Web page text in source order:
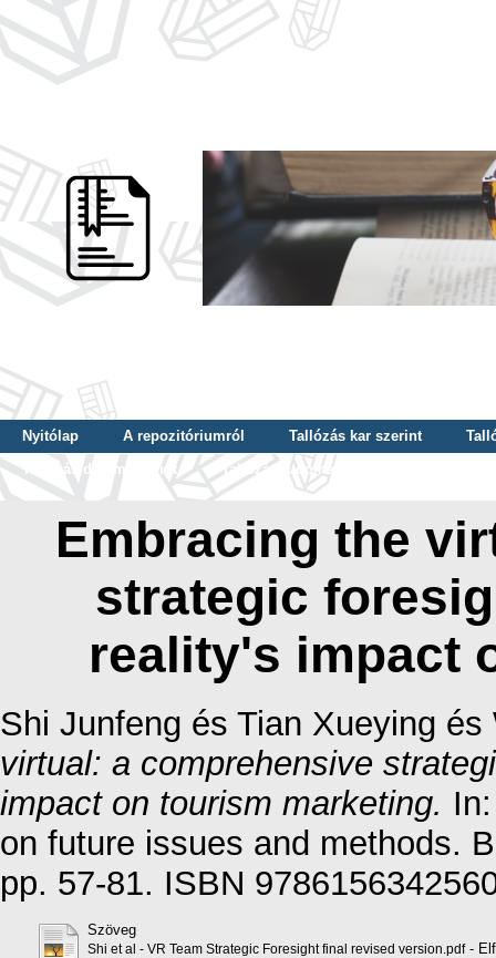
Nyitólap A repozitóriumról Tallózás kar szerint
Tallózás dátum szerint
Tallózás tudományterület szerint
Embracing the
strategic
reality's impact
Shi Junfeng és Tian Xueying és
virtual: a comprehensive
impact on tourism marketing.
on future issues and methods.
pp. 57-81. ISBN
Szöveg
Shi et al - VR Team Strategic Foresight final revised version.pdf-